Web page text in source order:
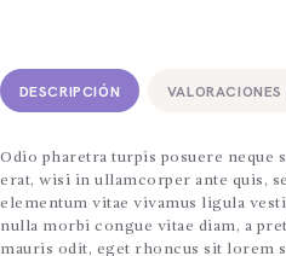
DESCRIPCIÓN
Odio pharetra turpis posuere neque
erat, wisi in ullamcorper ante quis,
elementum vitae vivamus ligula
nulla morbi congue vitae diam, a
mauris odit, eget rhoncus sit lorem